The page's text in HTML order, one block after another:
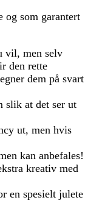
og som garantert
vil, men selv
den rette
dem på svart
slik at det ser ut
ut, men hvis
kan anbefales!
kreativ med
en spesielt julete